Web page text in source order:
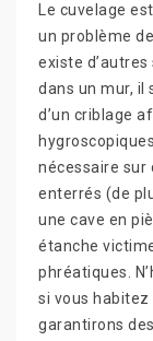
Le cuvelage
un problème
existe
dans un mur, il
d’un criblage
nécessaire
enterrés (de
une cave en
étanche
phréatiques.
si vous habitez
garantirons